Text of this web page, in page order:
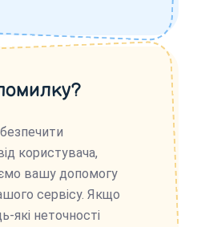
користувача,
вашу допомогу
сервісу. Якщо
які неточності